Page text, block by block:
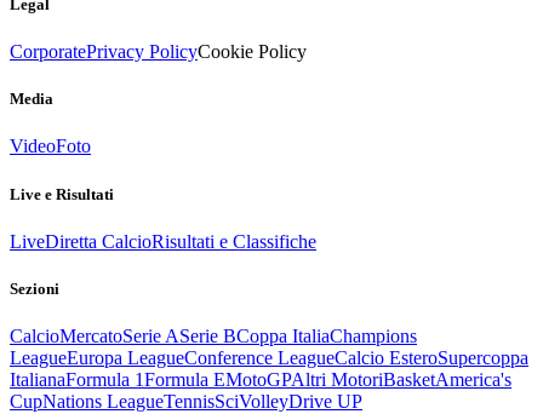
Legal
CorporatePrivacy PolicyCookie Policy
Media
VideoFoto
Live e Risultati
LiveDiretta CalcioRisultati e Classifiche
Sezioni
CalcioMercatoSerie ASerie BCoppa ItaliaChampions
LeagueEuropa LeagueConference LeagueCalcio EsteroSupercoppa
ItalianaFormula 1Formula EMotoGPAltri MotoriBasketAmerica's
CupNations LeagueTennisSciVolleyDrive UP